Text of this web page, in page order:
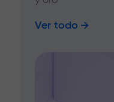
Ver todo